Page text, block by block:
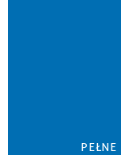
PEŁNE